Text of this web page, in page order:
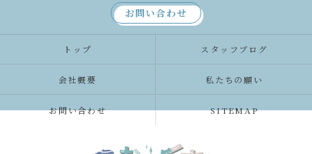
お問い合わせ
トップ スタッフブログ
会社概要 私たちの願い
お問い合わせ SITEMAP